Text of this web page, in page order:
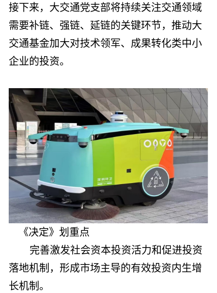
接下来，大交通党支部将持续关注交通领域
需要补链、强链、延链的关键环节，推动大
交通基金加大对技术领军、成果转化类中小
企业的投资。
《决定》划重点
完善激发社会资本投资活力和促进投资
落地机制，形成市场主导的有效投资内生增
长机制。